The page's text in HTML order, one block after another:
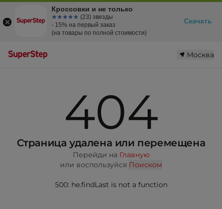
Москва
404
Страница удалена или перемещена
Перейди на Главную
или воспользуйся Поиском
500: he.findLast is not a function
Кроссовки и не только
☆☆☆☆☆
★★★★★ (23) звезды
- 15% на первый заказ
(на товары по полной стоимости)
Скачать